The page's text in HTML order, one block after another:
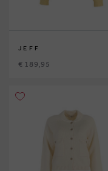
JEFF
€ 189,95